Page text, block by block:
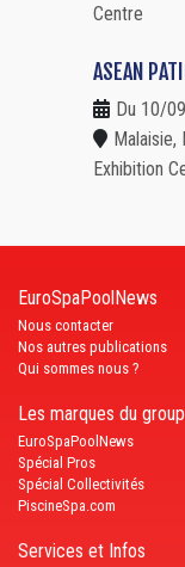
Centre
ASEAN
Du 10/
Malaisie,
Exhibition
EuroSpaPoolNews
Nous contacter
Nos autres publications
Qui sommes nous ?
Les marques du
EuroSpaPoolNews
Spécial Pros
Spécial Collectivités
PiscineSpa.com
Services et Infos